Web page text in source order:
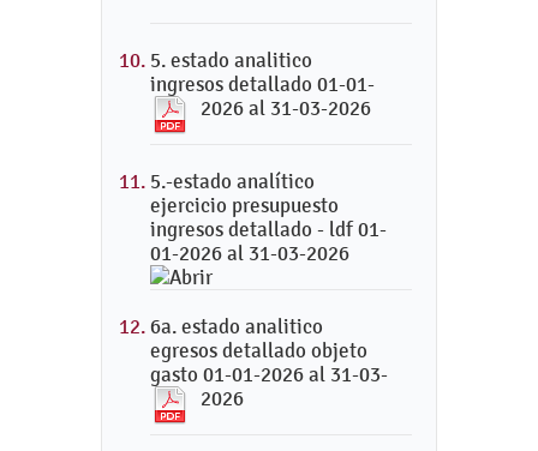
5. estado analitico
ingresos detallado 01-01-
2026 al 31-03-2026
5.-estado analítico
ejercicio presupuesto
ingresos detallado - ldf 01-
01-2026 al 31-03-2026
6a. estado analitico
egresos detallado objeto
gasto 01-01-2026 al 31-03-
2026